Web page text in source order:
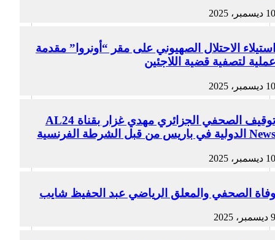
10 ديسمبر، 2025
استيلاء الاحتلال الصهيوني على مقر “أونروا” مقدمة
عملية لتصفية قضية اللاجئين
10 ديسمبر، 2025
توقيف الصحفي الجزائري مهدي غزار بقناة AL24
News الدولية في باريس من قبل الشرطة الفرنسية
10 ديسمبر، 2025
وفاة الصحفي والمعلق الرياضي عبد الحفيظ شايب
9 ديسمبر، 2025